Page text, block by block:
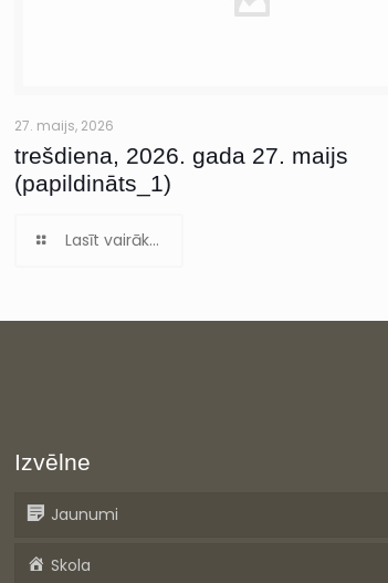
27. maijs, 2026
trešdiena, 2026. gada 27. maijs
(papildināts_1)
Lasīt vairāk...
Izvēlne
Jaunumi
Skola